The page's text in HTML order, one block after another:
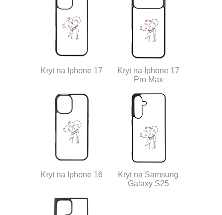
Kryt na Iphone 17
Kryt na Iphone 17
Pro Max
Kryt na Iphone 16
Kryt na Samsung
Galaxy S25